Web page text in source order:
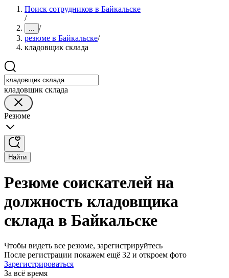
Поиск сотрудников в Байкальске
/
... /
резюме в Байкальске/
кладовщик склада
кладовщик склада
Резюме
Найти
Резюме соискателей на
должность кладовщика
склада в Байкальске
Чтобы видеть все резюме, зарегистрируйтесь
После регистрации покажем ещё 32 и откроем фото
Зарегистрироваться
За всё время